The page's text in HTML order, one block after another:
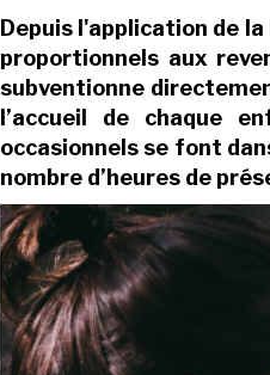
Depuis l'application de
proportionnels aux
subventionne
l’accueil de chaque
occasionnels se font
nombre d’heures de